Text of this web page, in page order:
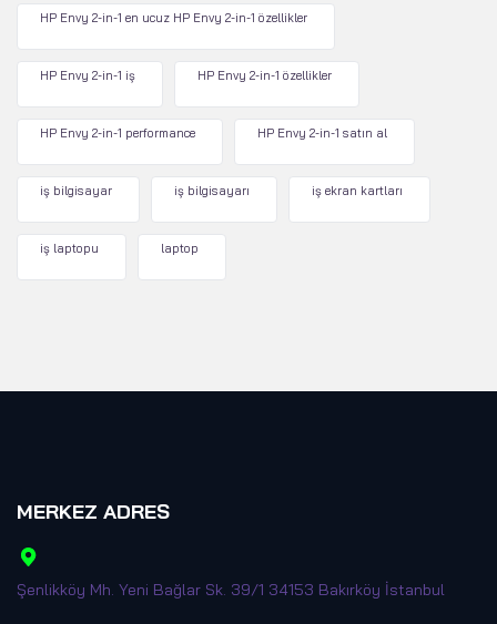
HP Envy 2-in-1 en ucuz HP Envy 2-in-1 özellikler
HP Envy 2-in-1 iş HP Envy 2-in-1 özellikler
HP Envy 2-in-1 performance HP Envy 2-in-1 satın al
iş bilgisayar iş bilgisayarı iş ekran kartları
iş laptopu laptop
MERKEZ ADRES
Şenlikköy Mh. Yeni Bağlar Sk. 39/1 34153 Bakırköy İstanbul